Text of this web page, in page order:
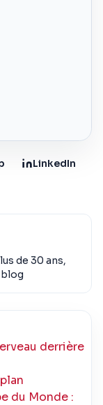
LinkedIn
de 30 ans,
derrière
du Monde :